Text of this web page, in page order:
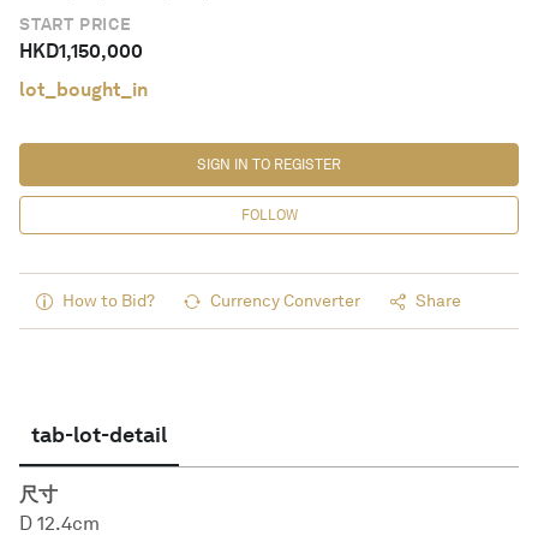
START PRICE
HKD1,150,000
lot_bought_in
FOLLOW
SIGN IN TO REGISTER
How to Bid? Currency Converter Share
tab-lot-detail
尺寸
D 12.4cm